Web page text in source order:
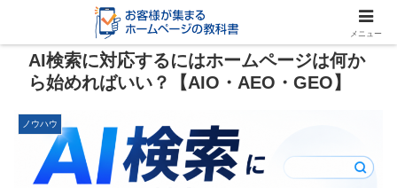
AI検索に対応するにはホームページは何か
ら始めればいい？【AIO・AEO・GEO】
ノウハウ
メニュー